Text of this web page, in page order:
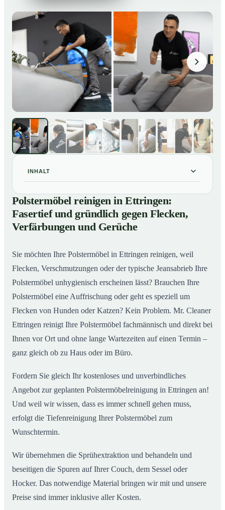
INHALT
Polstermöbel reinigen in Ettringen: Fasertief und
gründlich gegen Flecken, Verfärbungen und Gerüche
02So reinigen unsere Profis Polstermöbel in Ettringen
Polstermöbel reinigen in Ettringen:
Fasertief und gründlich gegen Flecken,
Verfärbungen und Gerüche
Sie möchten Ihre Polstermöbel in Ettringen reinigen, weil
Flecken, Verschmutzungen oder der typische Jeansabrieb Ihre
Polstermöbel unhygienisch erscheinen lässt? Brauchen Ihre
Polstermöbel eine Auffrischung oder geht es speziell um
Flecken von Hunden oder Katzen? Kein Problem. Mr. Cleaner
Ettringen reinigt Ihre Polstermöbel fachmännisch und direkt bei
Ihnen vor Ort und ohne lange Wartezeiten auf einen Termin –
ganz gleich ob zu Haus oder im Büro.
Fordern Sie gleich Ihr kostenloses und unverbindliches
Angebot zur geplanten Polstermöbelreinigung in Ettringen an!
Und weil wir wissen, dass es immer schnell gehen muss,
erfolgt die Tiefenreinigung Ihrer Polstermöbel zum
Wunschtermin.
Wir übernehmen die Sprühextraktion und behandeln und
beseitigen die Spuren auf Ihrer Couch, dem Sessel oder
Hocker. Das notwendige Material bringen wir mit und unsere
Preise sind immer inklusive aller Kosten.